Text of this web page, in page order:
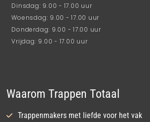
Dinsdag: 9.00 - 17.00 uur
Woensdag: 9.00 - 17.00 uur
Donderdag: 9.00 - 17.00 uur
Vrijdag: 9.00 - 17.00 uur
Waarom Trappen Totaal
Trappenmakers met liefde voor het vak